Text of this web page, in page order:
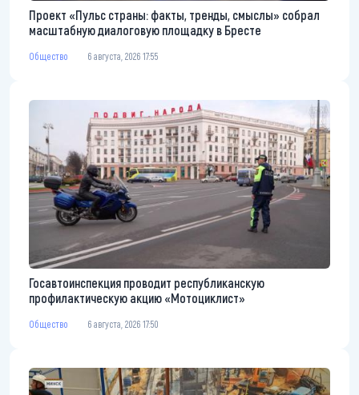
Проект «Пульс страны: факты, тренды, смыслы» собрал
масштабную диалоговую площадку в Бресте
Общество 6 августа, 2026 17:55
Госавтоинспекция проводит республиканскую
профилактическую акцию «Мотоциклист»
Общество 6 августа, 2026 17:50